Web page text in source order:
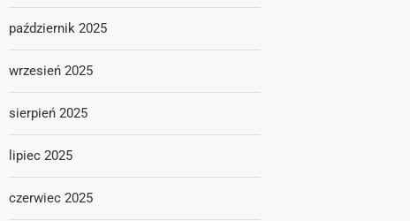
październik 2025
wrzesień 2025
sierpień 2025
lipiec 2025
czerwiec 2025